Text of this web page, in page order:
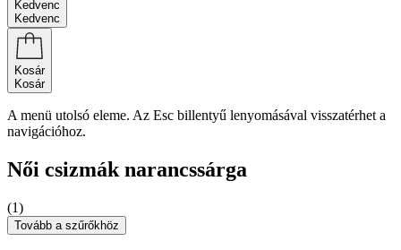
Kedvenc
Kedvenc
Kosár
Kosár
A menü utolsó eleme. Az Esc billentyű lenyomásával visszatérhet a
navigációhoz.
Női csizmák narancssárga
(1)
Tovább a szűrőkhöz